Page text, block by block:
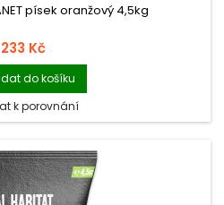
písek oranžový 4,5kg
233 Kč
do košíku
k porovnání